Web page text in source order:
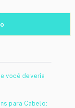
você deveria
para Cabelo: